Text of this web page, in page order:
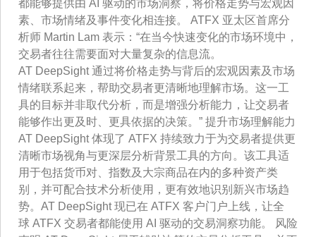
都能够提供由 AI 驱动的市场洞察，将价格走势与宏观因
素、市场情绪及事件变化相连接。 ATFX 亚太区首席分
析师 Martin Lam 表示：“在当今快速变化的市场环境中，
交易者往往需要面对大量复杂的信息流。
AT DeepSight 通过将价格走势与背后的宏观因素及市场
情绪联系起来，帮助交易者更清晰地理解市场。这一工
具的目标并非取代分析，而是增强分析能力，让交易者
能够作出更及时、更具依据的决策。” 提升市场理解能力
AT DeepSight 体现了 ATFX 持续致力于为交易者提供更
清晰市场视角与更深层分析背景工具的方向。该工具适
用于包括货币对、指数及大宗商品在内的多种资产类
别，并可配合技术分析使用，更有效地识别新兴市场趋
势。AT DeepSight 现已在 ATFX 客户门户上线，让全
球 ATFX 交易者都能使用 AI 驱动的交易洞察功能。 风险